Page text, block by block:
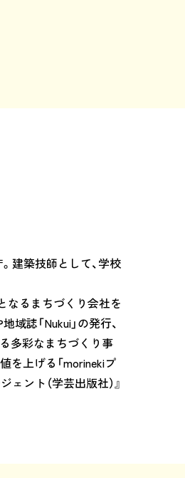
建築技師として、学校
なるまちづくり会社を
域誌「Nukui」の発行、
多彩なまちづくり事
を上げる「morinekiプ
ント（学芸出版社）』